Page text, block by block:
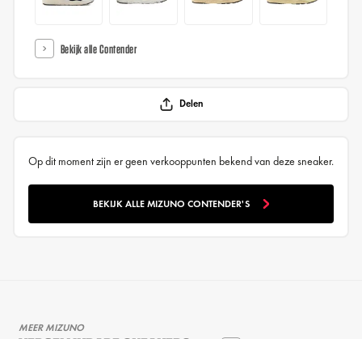
Bekijk alle Contender
Delen
Op dit moment zijn er geen verkooppunten bekend van deze sneaker.
BEKIJK ALLE MIZUNO CONTENDER'S
MEER MIZUNO